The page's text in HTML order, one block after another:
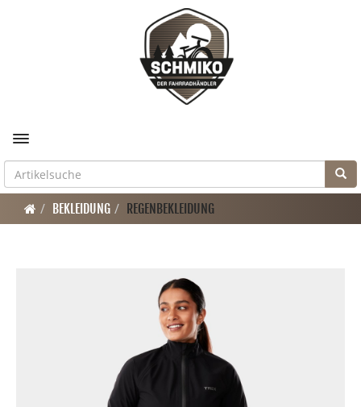
Toggle navigation
BEKLEIDUNG REGENBEKLEIDUNG